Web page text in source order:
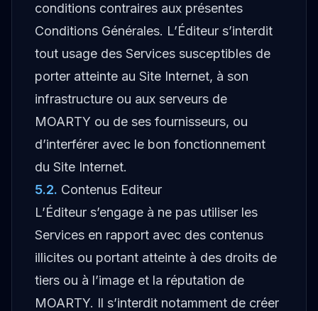
conditions contraires aux présentes
Conditions Générales. L’Éditeur s’interdit
tout usage des Services susceptibles de
porter atteinte au Site Internet, à son
infrastructure ou aux serveurs de
MOARTY ou de ses fournisseurs, ou
d’interférer avec le bon fonctionnement
du Site Internet.
5.2. Contenus Editeur
L’Éditeur s’engage à ne pas utiliser les
Services en rapport avec des contenus
illicites ou portant atteinte à des droits de
tiers ou à l’image et la réputation de
MOARTY. Il s’interdit notamment de créer